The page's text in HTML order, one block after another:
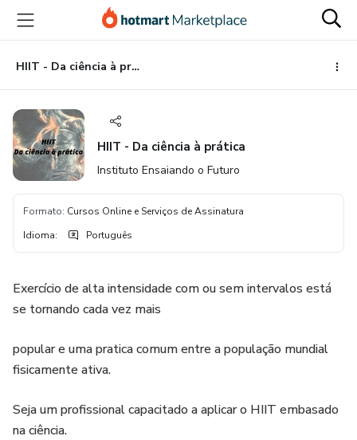
para
conteúdo
principal
para
pagamento
para
rodapé
HIIT - Da ciência à prática
HIIT - Da ciência à prática
Instituto Ensaiando o Futuro
Formato: Cursos Online e Serviços de Assinatura
Idioma: Português
Exercício de alta intensidade com ou sem intervalos está
se tornando cada vez mais
popular e uma pratica comum entre a população mundial
fisicamente ativa.
Seja um profissional capacitado a aplicar o HIIT embasado
na ciência.